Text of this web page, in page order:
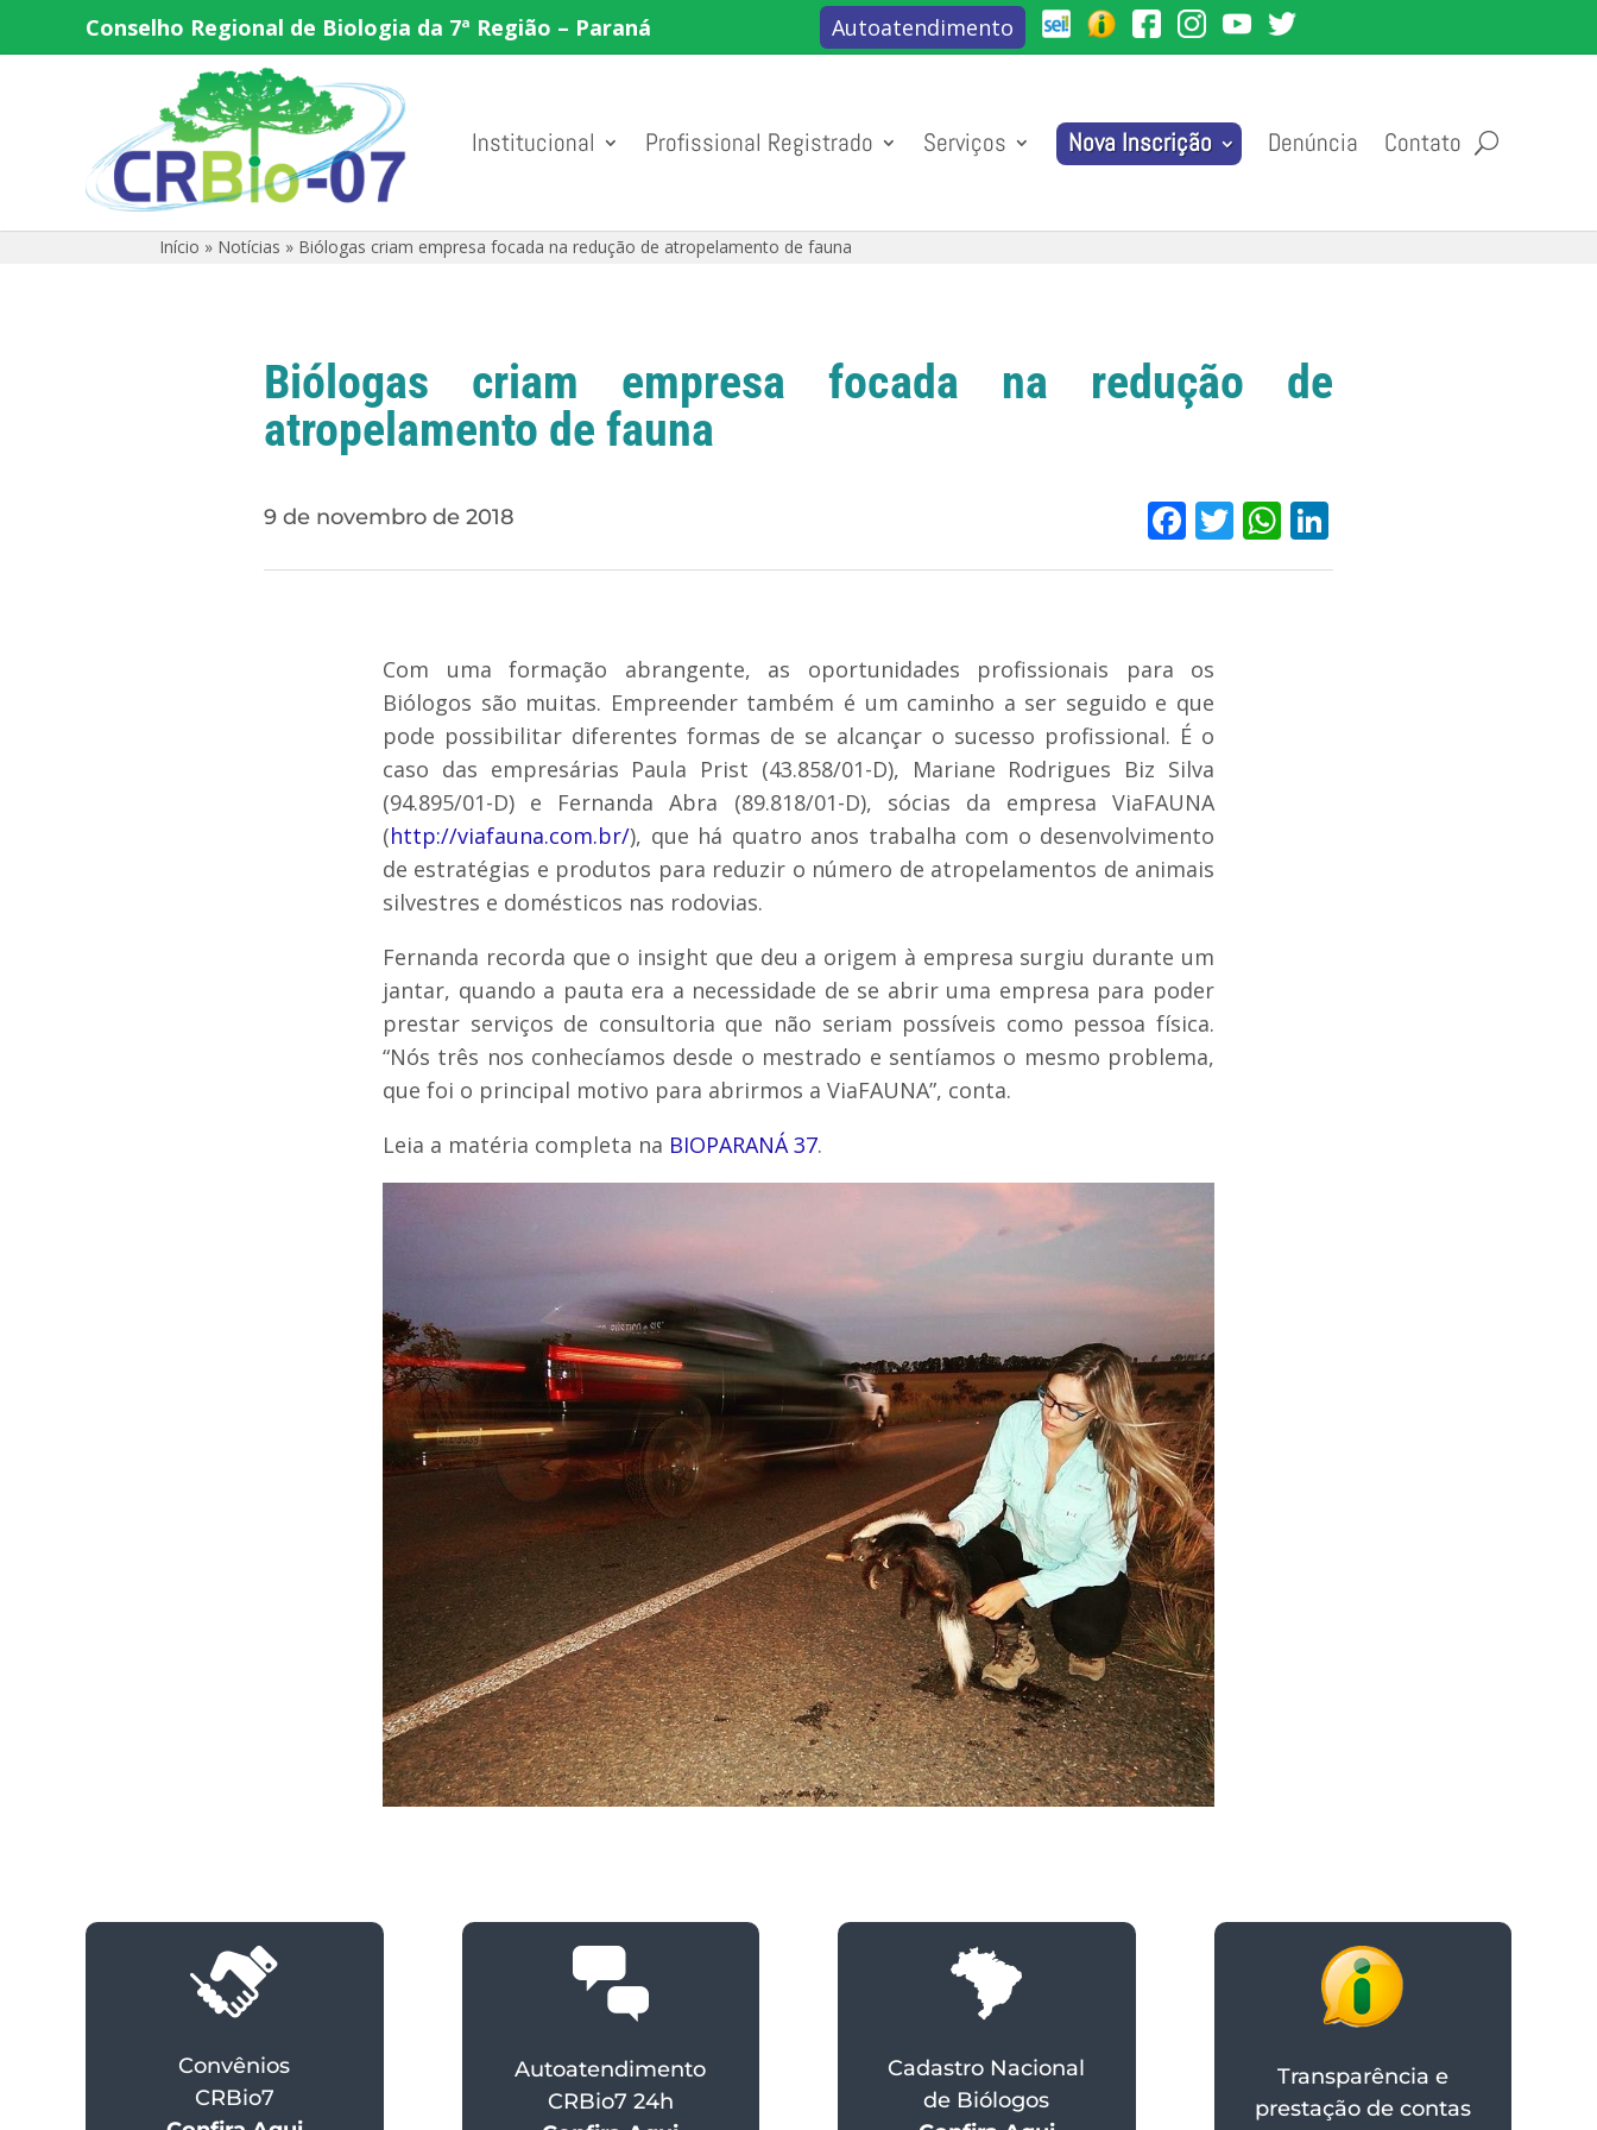
Conselho Regional de Biologia da 7ª Região – Paraná Autoatendimento
Institucional Profissional Registrado Serviços Nova Inscrição Denúncia Contato
Início » Notícias » Biólogas criam empresa focada na redução de atropelamento de fauna
Biólogas criam empresa focada na redução de
atropelamento de fauna
9 de novembro de 2018 Facebook
TwitterWhatsApp
Com uma formação abrangente, as oportunidades profissionais para os
Biólogos são muitas. Empreender também é um caminho a ser seguido e que
pode possibilitar diferentes formas de se alcançar o sucesso profissional. É o
caso das empresárias Paula Prist (43.858/01-D), Mariane Rodrigues Biz Silva
(94.895/01-D) e Fernanda Abra (89.818/01-D), sócias da empresa ViaFAUNA
(http://viafauna.com.br/), que há quatro anos trabalha com o desenvolvimento
de estratégias e produtos para reduzir o número de atropelamentos de animais
silvestres e domésticos nas rodovias.
Fernanda recorda que o insight que deu a origem à empresa surgiu durante um
jantar, quando a pauta era a necessidade de se abrir uma empresa para poder
prestar serviços de consultoria que não seriam possíveis como pessoa física.
“Nós três nos conhecíamos desde o mestrado e sentíamos o mesmo problema,
que foi o principal motivo para abrirmos a ViaFAUNA”, conta.
Leia a matéria completa na BIOPARANÁ 37.
Convênios
CRBio7
Autoatendimento
CRBio7 24h
Cadastro Nacional
de Biólogos
Transparência e
prestação de contas